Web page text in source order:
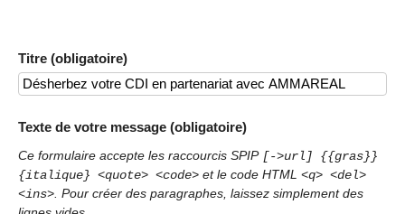
Titre (obligatoire)
Texte de votre message (obligatoire)
Ce formulaire accepte les raccourcis SPIP [->url] {{gras}}
{italique} <quote> <code> et le code HTML <q> <del>
<ins> . Pour créer des paragraphes, laissez simplement des